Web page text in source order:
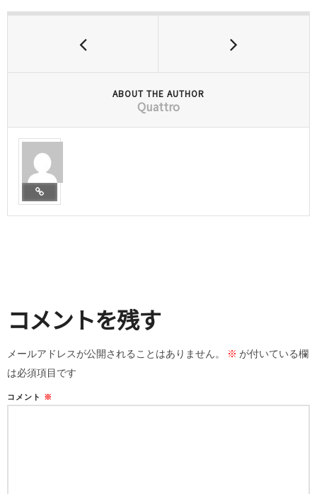
ABOUT THE AUTHOR
Quattro
コメントを残す
メールアドレスが公開されることはありません。 ※ が付いている欄
は必須項目です
コメント ※